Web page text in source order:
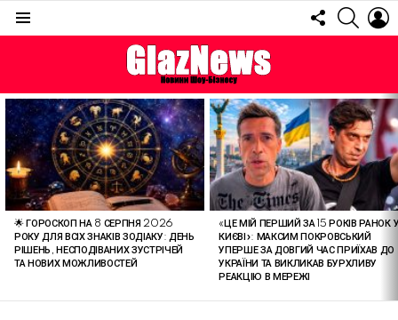
FOLLOW
US
ОСТАННІ
СТАТТІ
🌟 ГОРОСКОП НА 8 СЕРПНЯ 2026
РОКУ ДЛЯ ВСІХ ЗНАКІВ ЗОДІАКУ: ДЕНЬ
РІШЕНЬ, НЕСПОДІВАНИХ ЗУСТРІЧЕЙ
ТА НОВИХ МОЖЛИВОСТЕЙ
«ЦЕ МІЙ ПЕРШИЙ ЗА 15 РОКІВ РАНОК
КИЄВІ»: МАКСИМ ПОКРОВСЬКИЙ
УПЕРШЕ ЗА ДОВГИЙ ЧАС ПРИЇХАВ ДО
УКРАЇНИ ТА ВИКЛИКАВ БУРХЛИВУ
РЕАКЦІЮ В МЕРЕЖІ